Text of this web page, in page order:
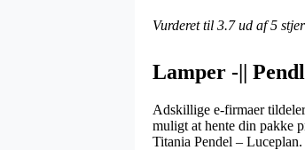
Vurderet til 3.7ud af 5
Lamper -||
Adskillige e-firmaer
muligt at hente din pakke
Titania Pendel – Luceplan.